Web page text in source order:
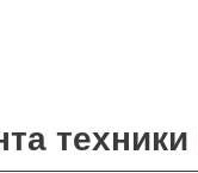
техники